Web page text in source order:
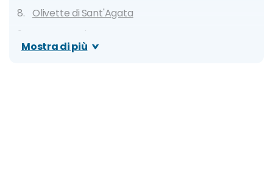
Olivette di Sant'Agata
Pesce spada
Seltz limone e sale
Mostra di più